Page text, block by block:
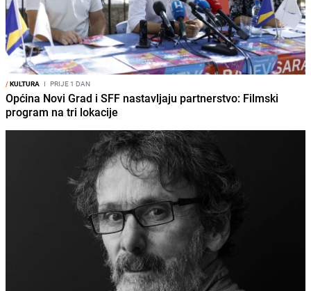
/KULTURA I PRIJE 1 DAN
Općina Novi Grad i SFF nastavljaju partnerstvo: Filmski
program na tri lokacije